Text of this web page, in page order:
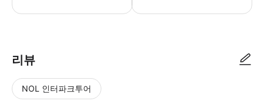
리뷰
NOL 인터파크투어